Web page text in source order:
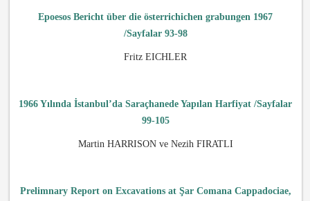
Epoesos Bericht über die österrichichen grabungen 1967
/Sayfalar 93-98
Fritz EICHLER
1966 Yılında İstanbul’da Saraçhanede Yapı­lan Harfiyat /Sayfalar
99-105
Martin HARRISON ve Nezih FIRATLI
Prelimnary Report on Excavations at Şar Comana Cappadociae,